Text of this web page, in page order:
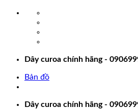
Dây curoa chính hãng -
Bản đồ
Dây curoa chính hãng -